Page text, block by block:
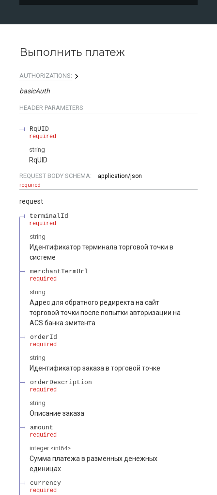
Выполнить платеж
AUTHORIZATIONS:
basicAuth
HEADER PARAMETERS
RqUID
required
string
RqUID
REQUEST BODY SCHEMA:
application/json
required
request
terminalId
required
string
Идентификатор терминала торговой точки в
системе
merchantTermUrl
required
string
Адрес для обратного редиректа на сайт
торговой точки после попытки авторизации на
ACS банка эмитента
orderId
required
string
Идентификатор заказа в торговой точке
orderDescription
required
string
Описание заказа
amount
required
integer <int64>
Сумма платежа в разменных денежных
единицах
currency
required